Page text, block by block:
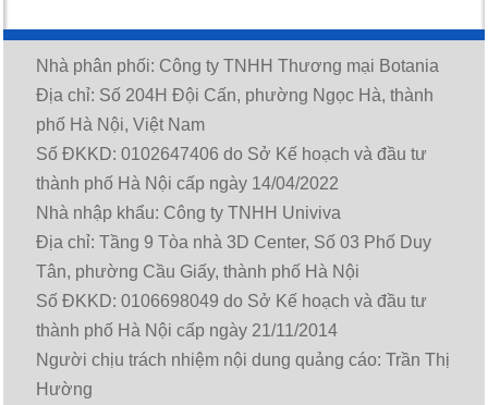
Nhà phân phối: Công ty TNHH Thương mại Botania
Địa chỉ: Số 204H Đội Cấn, phường Ngọc Hà, thành
phố Hà Nội, Việt Nam
Số ĐKKD: 0102647406 do Sở Kế hoạch và đầu tư
thành phố Hà Nội cấp ngày 14/04/2022
Nhà nhập khẩu: Công ty TNHH Univiva
Địa chỉ: Tầng 9 Tòa nhà 3D Center, Số 03 Phố Duy
Tân, phường Cầu Giấy, thành phố Hà Nội
Số ĐKKD: 0106698049 do Sở Kế hoạch và đầu tư
thành phố Hà Nội cấp ngày 21/11/2014
Người chịu trách nhiệm nội dung quảng cáo: Trần Thị
Hường